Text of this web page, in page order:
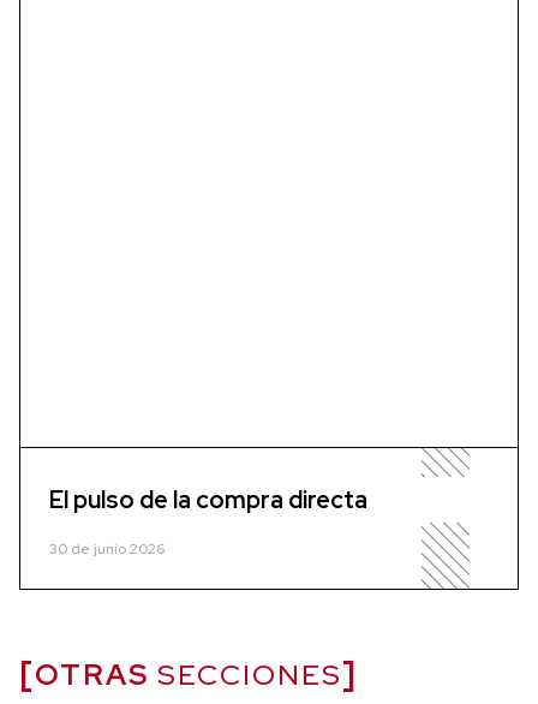
El pulso de la compra directa
30 de junio 2026
OTRAS SECCIONES